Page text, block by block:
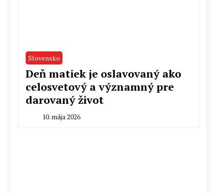
Slovensko
Deň matiek je oslavovaný ako
celosvetový a významný pre
darovaný život
10. mája 2026